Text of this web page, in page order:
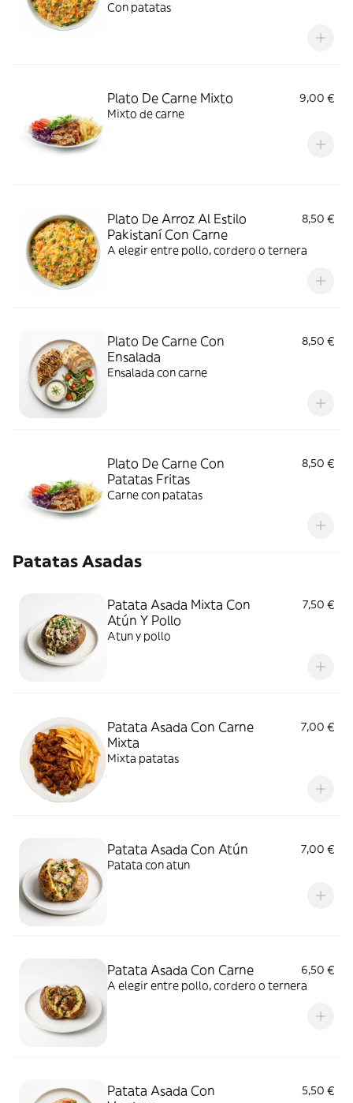
Con patatas
Plato De Carne Mixto
9,00 €
Mixto de carne
Plato De Arroz Al Estilo
Pakistaní Con Carne
8,50 €
A elegir entre pollo, cordero o ternera
Plato De Carne Con
Ensalada
8,50 €
Ensalada con carne
Plato De Carne Con
Patatas Fritas
8,50 €
Carne con patatas
Patatas Asadas
Patata Asada Mixta Con
Atún Y Pollo
7,50 €
Atun y pollo
Patata Asada Con Carne
Mixta
7,00 €
Mixta patatas
Patata Asada Con Atún
7,00 €
Patata con atun
Patata Asada Con Carne
6,50 €
A elegir entre pollo, cordero o ternera
Patata Asada Con
5,50 €